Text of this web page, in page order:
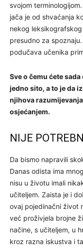
svojom
jača je od shvaćanja
nekog
presudno za
podučava učenika
Sve o čemu ćete
jedno sito, a to je da
njihova
osjećanjem.
NIJE
Da bismo napravili
Danas odista ima
nisu u životu imali
učiteljem. Zaista je i
ovaj pojedinačni život
već proživjela brojne
načine, s učiteljem, u
kroz razna iskustva i